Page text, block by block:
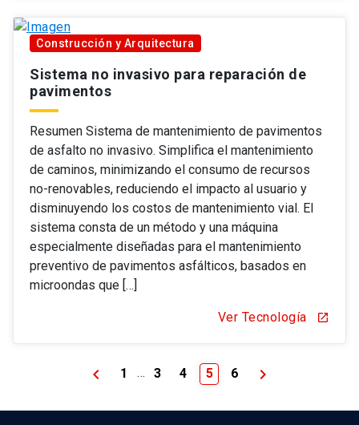
Construcción y Arquitectura
Sistema no invasivo para reparación de
pavimentos
Resumen Sistema de mantenimiento de pavimentos
de asfalto no invasivo. Simplifica el mantenimiento
de caminos, minimizando el consumo de recursos
no-renovables, reduciendo el impacto al usuario y
disminuyendo los costos de mantenimiento vial. El
sistema consta de un método y una máquina
especialmente diseñadas para el mantenimiento
preventivo de pavimentos asfálticos, basados en
microondas que […]
Ver Tecnología open_in_new
keyboard_arrow_left 1 … 3 4 5 6 keyboard_arrow_right